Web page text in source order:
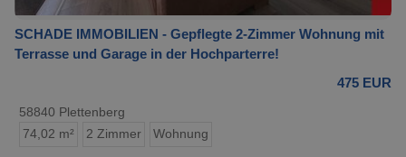
SCHADE IMMOBILIEN - Gepflegte 2-Zimmer Wohnung mit
Terrasse und Garage in der Hochparterre!
475 EUR
58840 Plettenberg
74,02 m²
2 Zimmer Wohnung